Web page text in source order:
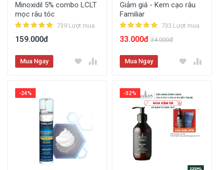
Minoxidil 5% combo LCLT
mọc râu tóc
739 Lượt mua
159.000đ
Mua Ngay
Giảm giá - Kem cạo râu
Familiar
733 Lượt mua
33.000đ 34.000đ
Mua Ngay
-24% -32%